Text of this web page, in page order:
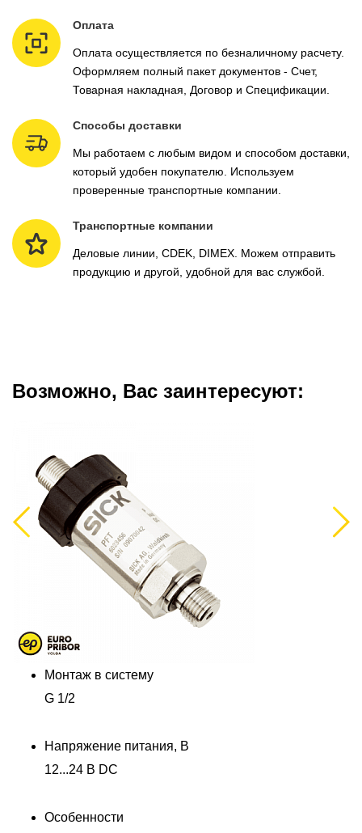
Оплата
Оплата осуществляется по безналичному расчету.
Оформляем полный пакет документов - Счет,
Товарная накладная, Договор и Спецификации.
Способы доставки
Мы работаем с любым видом и способом доставки,
который удобен покупателю. Используем
проверенные транспортные компании.
Транспортные компании
Деловые линии, CDEK, DIMEX. Можем отправить
продукцию и другой, удобной для вас службой.
Возможно, Вас заинтересуют:
Previous
Монтаж в систему
G 1/2
Напряжение питания, В
12...24 В DC
Особенности
Next